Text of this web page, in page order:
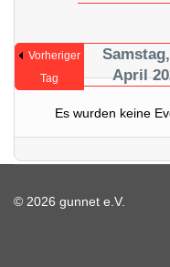
Vorheriger
Tag
April
Es wurden keine
© 2026 gunnet e.V.